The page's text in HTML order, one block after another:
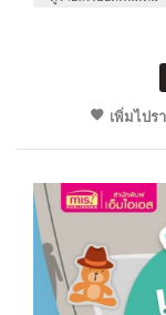
เพิ่มไปร